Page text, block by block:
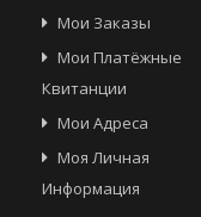
Мои Заказы
Мои Платёжные
Квитанции
Мои Адреса
Моя Личная
Информация